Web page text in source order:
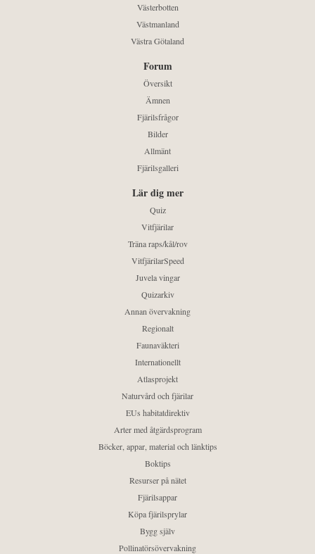
Västerbotten
Västmanland
Västra Götaland
Forum
Översikt
Ämnen
Fjärilsfrågor
Bilder
Allmänt
Fjärilsgalleri
Lär dig mer
Quiz
Vitfjärilar
Träna raps/kål/rov
VitfjärilarSpeed
Juvela vingar
Quizarkiv
Annan övervakning
Regionalt
Faunaväkteri
Internationellt
Atlasprojekt
Naturvård och fjärilar
EUs habitatdirektiv
Arter med åtgärdsprogram
Böcker, appar, material och länktips
Boktips
Resurser på nätet
Fjärilsappar
Köpa fjärilsprylar
Bygg själv
Pollinatörsövervakning